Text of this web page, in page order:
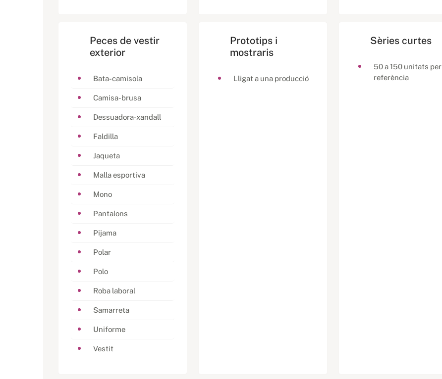
Peces de vestir
exterior
Bata-camisola
Camisa-brusa
Dessuadora-xandall
Faldilla
Jaqueta
Malla esportiva
Mono
Pantalons
Pijama
Polar
Polo
Roba laboral
Samarreta
Uniforme
Vestit
Prototips i
mostraris
Lligat a una producció
Sèries curtes
50 a 150 unitats per
referència